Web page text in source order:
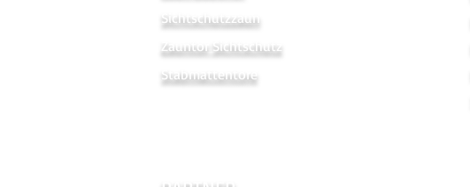
Sichtschutzzaun
Zauntor Sichtschutz
Stabmattentore